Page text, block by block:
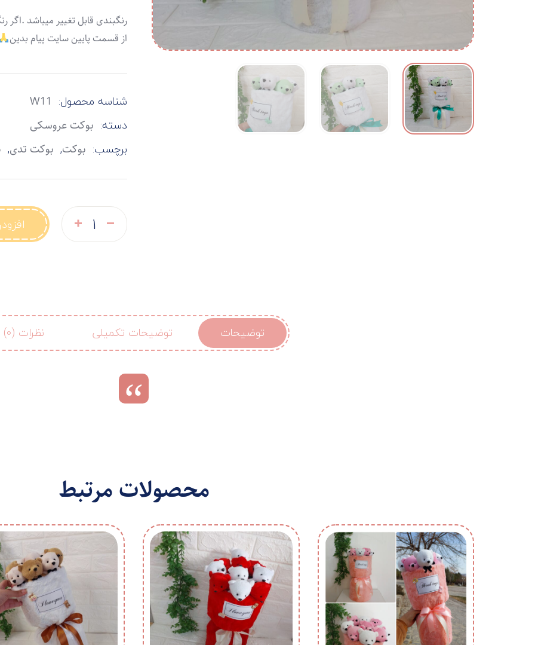
رنگبندی قابل تغییر میباشد .اگر
از قسمت پایین سایت پیام بدین
شناسه محصول: W11
دسته: بوکت عروسکی
برچسب: بوکت, بوکت تدی,
توضیحات توضیحات تکمیلی نظرات (0)
محصولات مرتبط